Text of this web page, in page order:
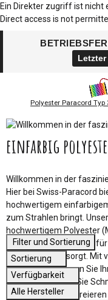
Ein Direkter zugriff ist nicht
Direct access is not
Letzter
Polyester Paracord Typ
einfarbig
Willkommen in der
Hier bei Swiss-Paracord
hochwertigem
zum Strahlen bringt.
hochwertigem Polyester
Nylonkernmaterial, das
Zuverlässigkeit sorgt. Mit
zur Auswahl können Sie
verleihen. Egal, ob Sie
oder DIY-Projekte
Filter und Sortierung
Sortierung
Verfügbarkeit
Alle Hersteller